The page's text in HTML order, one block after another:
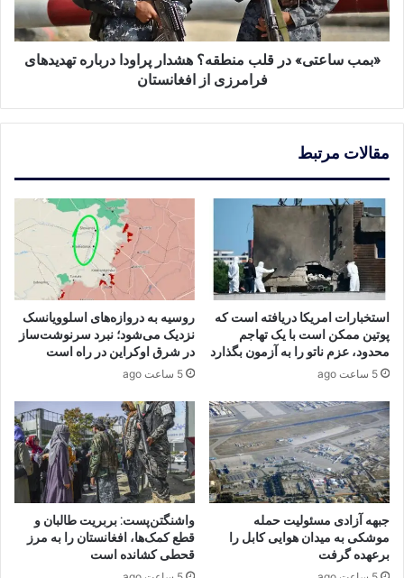
درباره
تهدیدهای
فرامرزی
«بمب ساعتی» در قلب منطقه؟ هشدار پراودا درباره تهدیدهای
فرامرزی از افغانستان
مقالات مرتبط
استخبارات امریکا دریافته است که
پوتین ممکن است با یک تهاجم
محدود، عزم ناتو را به آزمون بگذارد
5 ساعت ago
روسیه به دروازه‌های اسلوویانسک
نزدیک می‌شود؛ نبرد سرنوشت‌ساز
در شرق اوکراین در راه است
5 ساعت ago
جبهه آزادی مسئولیت حمله
موشکی به میدان هوایی کابل را
برعهده گرفت
واشنگتن‌پست: بربریت طالبان و
قطع کمک‌ها، افغانستان را به مرز
قحطی کشانده است